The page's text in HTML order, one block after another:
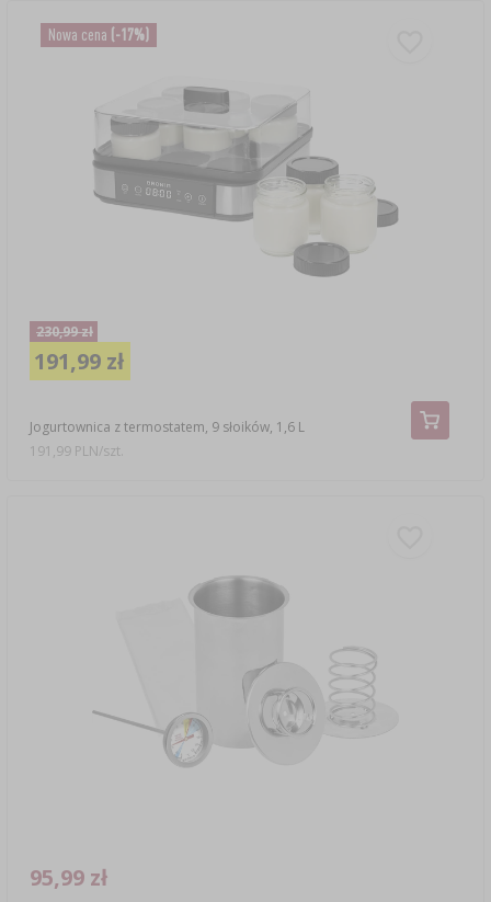
Nowa cena (-17%)
Jogurtownica z termostatem, 9 słoików, 1,6 L
230,99 zł
191,99 zł
191,99 PLN/szt.
95,99 zł